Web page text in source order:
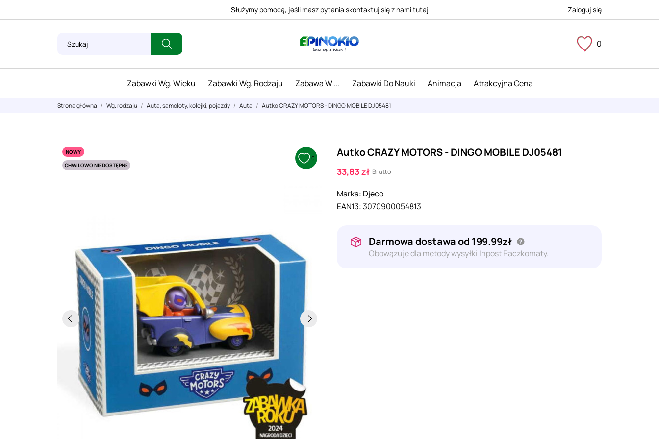
Służymy pomocą, jeśli masz pytania skontaktuj się z nami tutaj Zaloguj się
0
Zabawki Wg. Wieku Zabawki Wg. Rodzaju Zabawa W ... Zabawki Do Nauki Animacja Atrakcyjna Cena
Strona główna Wg. rodzaju Auta, samoloty, kolejki, pojazdy Auta Autko CRAZY MOTORS - DINGO MOBILE DJ05481
NOWY
CHWILOWO NIEDOSTĘPNE
0 Autko CRAZY MOTORS - DINGO MOBILE DJ05481
33,83 zł Brutto
Marka: Djeco
EAN13:3070900054813
Darmowa dostawa od 199.99zł
Obowązuje dla metody wysyłki Inpost Paczkomaty.